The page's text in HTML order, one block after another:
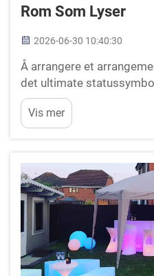
Rom Som Lyser
2026-06-30 10:40:30
Å arrangere et
det ultimate
og eksklusiviteten med
opplevelse som et sted
matche. Men å utstyre
Vis mer